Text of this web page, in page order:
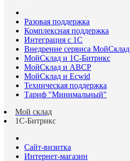
Разовая поддержка
Комплексная поддержка
Интеграция с 1С
Внедрение сервиса МойСклад
МойСклад и 1С-Битрикс
МойСклад и ABCP
МойСклад и Ecwid
Техническая поддержка
Тариф "Минимальный"
Мой склад
1С-Битрикс
Сайт-визитка
Интернет-магазин